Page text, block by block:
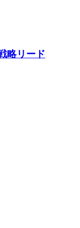
略リード